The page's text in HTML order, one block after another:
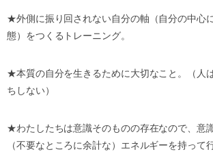
★外側に振り回されない自分の軸（自分の中心
態）をつくるトレーニング。
★本質の自分を生きるために大切なこと。（人
ちしない）
★わたしたちは意識そのものの存在なので、意
（不要なところに余計な）エネルギーを持って